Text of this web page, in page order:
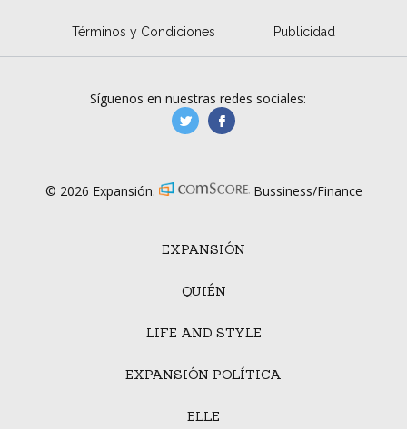
Términos y Condiciones Publicidad
EXPANSIÓN
QUIÉN
LIFE AND STYLE
EXPANSIÓN POLÍTICA
ELLE
Síguenos en nuestras redes sociales:
manufacturaGE
© 2026 Expansión. Bussiness/Finance